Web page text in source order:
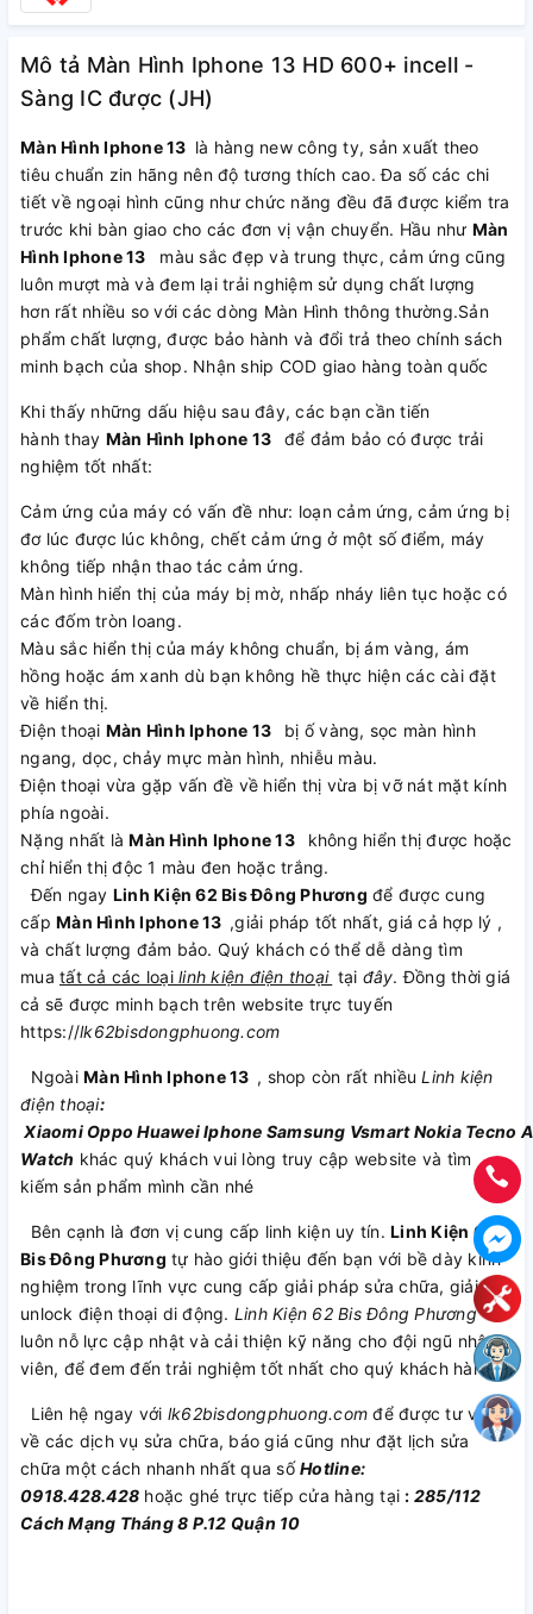
Mô tả Màn Hình Iphone 13 HD 600+ incell -
Sàng IC được (JH)
Màn Hình Iphone 13 là hàng new công ty, sản xuất theo
tiêu chuẩn zin hãng nên độ tương thích cao. Đa số các chi
tiết về ngoại hình cũng như chức năng đều đã được kiểm tra
trước khi bàn giao cho các đơn vị vận chuyển. Hầu như Màn
Hình Iphone 13
màu sắc đẹp và trung thực, cảm ứng cũng
luôn mượt mà và đem lại trải nghiệm sử dụng chất lượng
hơn rất nhiều so với các dòng Màn Hình thông thường.Sản
phẩm chất lượng, được bảo hành và đổi trả theo chính sách
minh bạch của shop. Nhận ship COD giao hàng toàn quốc
Khi thấy những dấu hiệu sau đây, các bạn cần tiến
hành thay Màn Hình Iphone 13
để đảm bảo có được trải
nghiệm tốt nhất:
Cảm ứng của máy có vấn đề như: loạn cảm ứng, cảm ứng bị
đơ lúc được lúc không, chết cảm ứng ở một số điểm, máy
không tiếp nhận thao tác cảm ứng.
Màn hình hiển thị của máy bị mờ, nhấp nháy liên tục hoặc có
các đốm tròn loang.
Màu sắc hiển thị của máy không chuẩn, bị ám vàng, ám
hồng hoặc ám xanh dù bạn không hề thực hiện các cài đặt
về hiển thị.
Điện thoại Màn Hình Iphone 13
bị ố vàng, sọc màn hình
ngang, dọc, chảy mực màn hình, nhiễu màu.
Điện thoại vừa gặp vấn đề về hiển thị vừa bị vỡ nát mặt kính
phía ngoài.
Nặng nhất làMàn Hình Iphone 13
không hiển thị được hoặc
chỉ hiển thị độc 1 màu đen hoặc trắng.
Đến ngay Linh Kiện 62 Bis Đông Phương để được cung
cấp Màn Hình Iphone 13 ,giải pháp tốt nhất, giá cả hợp lý ,
và chất lượng đảm bảo. Quý khách có thể dễ dàng tìm
mua tất cả các loại linh kiện điện thoại tại đây. Đồng thời giá
cả sẽ được minh bạch trên website trực tuyến
https://lk62bisdongphuong.com
Ngoài Màn Hình Iphone 13 , shop còn rất nhiềuLinh kiện
điện thoại:
Xiaomi Oppo HuaweiIphone Samsung Vsmart Nokia Tecno
Watch khác quý khách vui lòng truy cập website và tìm
kiếm sản phẩm mình cần nhé
Bên cạnh là đơn vị cung cấp linh kiện uy tín. Linh Kiện 62
Bis Đông Phương tự hào giới thiệu đến bạn với bề dày kinh
nghiệm trong lĩnh vực cung cấp giải pháp sửa chữa, giải mã,
unlock điện thoại di động. Linh Kiện 62 Bis Đông Phương
luôn nỗ lực cập nhật và cải thiện kỹ năng cho đội ngũ nhân
viên, để đem đến trải nghiệm tốt nhất cho quý khách hàng.
Liên hệ ngay với lk62bisdongphuong.com để được tư vấn
về các dịch vụ sửa chữa, báo giá cũng như đặt lịch sửa
chữa một cách nhanh nhất qua sốHotline:
0918.428.428 hoặc ghé trực tiếp cửa hàng tại : 285/112
Cách Mạng Tháng 8 P.12 Quận 10